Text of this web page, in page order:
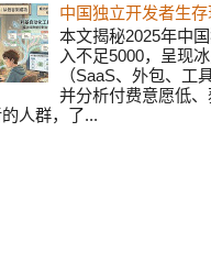
中国独立开发者生
本文揭秘2025年中
入不足5000，呈现
（SaaS、外包、工
并分析付费意愿低
人群，了...